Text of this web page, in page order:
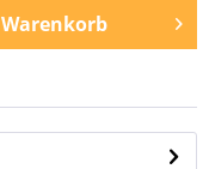
Warenkorb